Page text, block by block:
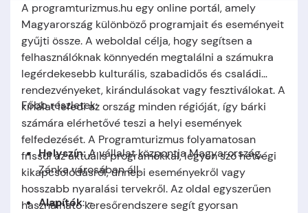
A programturizmus.hu egy online portál, amely
Magyarország különböző programjait és eseményeit
gyűjti össze. A weboldal célja, hogy segítsen a
felhasználóknak könnyedén megtalálni a számukra
legérdekesebb kulturális, szabadidős és családi
rendezvényeket, kirándulásokat vagy fesztiválokat. A
kínálat lefedi az ország minden régióját, így bárki
számára elérhetővé teszi a helyi események
felfedezését. A Programturizmus folyamatosan
frissül az aktuális programokkal, legyen szó hétvégi
kikapcsolódásról, ünnepi eseményekről vagy
hosszabb nyaralási tervekről. Az oldal egyszerűen
használható keresőrendszere segít gyorsan
Főbb részletek:
Helyszín:A vállalat központjaMagyarország,
Zánkavárosában áll.
Alapítók: -